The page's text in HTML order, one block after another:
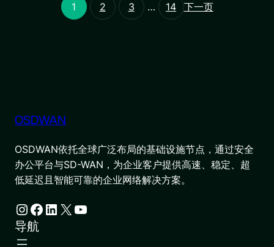
1 2 3 … 14 下一页
OSDWAN
OSDWAN依托全球广泛布局的基础设施节点，通过安全
办公平台与SD-WAN，为企业客户提供高速、稳定、超
低延迟且智能可靠的企业网络解决方案。
Instagram Facebook LinkedIn X YouTube
导航